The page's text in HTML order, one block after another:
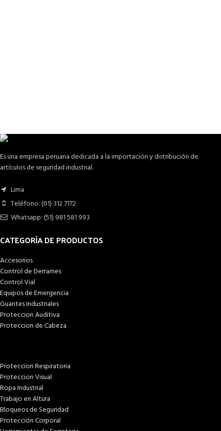
Es una empresa peruana dedicada a la importación y distribución de
artículos de seguridad industrial.
Lima
Teléfono: (01) 312 7172
Whatsapp: (51) 981 581 993
CATEGORÍA DE PRODUCTOS
Accesorios
Control de Derrames
Control Vial
Equipos de Emergencia
Guantes Industriales
Proteccion Auditiva
Proteccion de Cabeza
Proteccion Respiratoria
Proteccion Visual
Ropa Industrial
Trabajo en Altura
Bloqueos de Seguridad
Protección Corporal